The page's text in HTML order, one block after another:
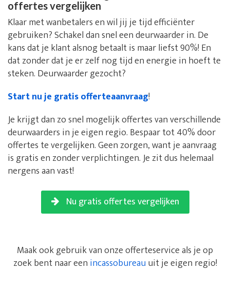
offertes vergelijken
Klaar met wanbetalers en wil jij je tijd efficiënter
gebruiken? Schakel dan snel een deurwaarder in. De
kans dat je klant alsnog betaalt is maar liefst 90%! En
dat zonder dat je er zelf nog tijd en energie in hoeft te
steken. Deurwaarder gezocht?
Start nu je gratis offerteaanvraag!
Je krijgt dan zo snel mogelijk offertes van verschillende
deurwaarders in je eigen regio. Bespaar tot 40% door
offertes te vergelijken. Geen zorgen, want je aanvraag
is gratis en zonder verplichtingen. Je zit dus helemaal
nergens aan vast!
Nu gratis offertes vergelijken
Maak ook gebruik van onze offerteservice als je op
zoek bent naar een incassobureau uit je eigen regio!